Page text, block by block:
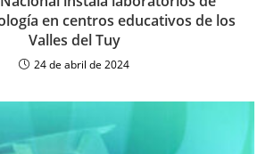
en centros educativos de los
Valles del Tuy
24 de abril de 2024